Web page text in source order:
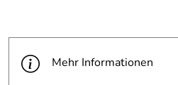
Mehr Informationen